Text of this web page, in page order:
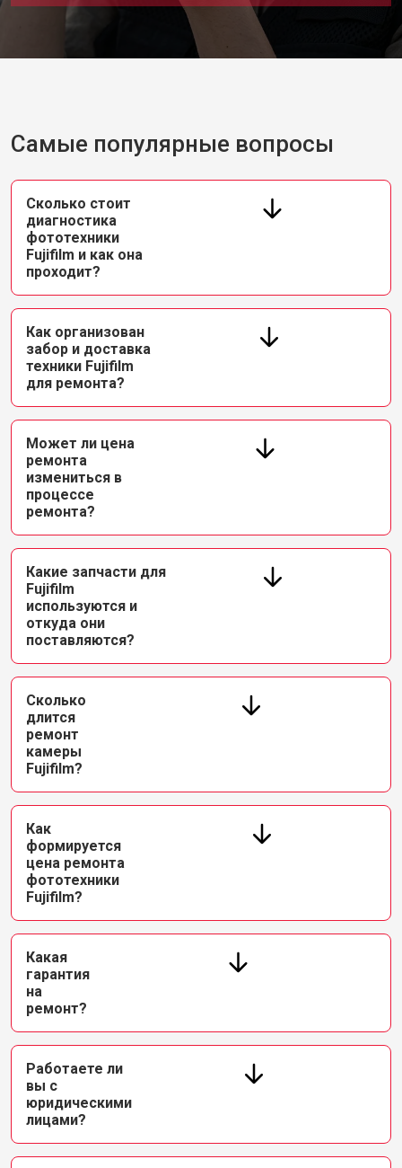
Самые популярные вопросы
Сколько стоит
диагностика
фототехники
Fujifilm и как она
проходит?
Как организован
забор и доставка
техники Fujifilm
для ремонта?
Может ли цена
ремонта
измениться в
процессе
ремонта?
Какие запчасти для
Fujifilm
используются и
откуда они
поставляются?
Сколько
длится
ремонт
камеры
Fujifilm?
Как
формируется
цена ремонта
фототехники
Fujifilm?
Какая
гарантия
на
ремонт?
Работаете ли
вы с
юридическими
лицами?